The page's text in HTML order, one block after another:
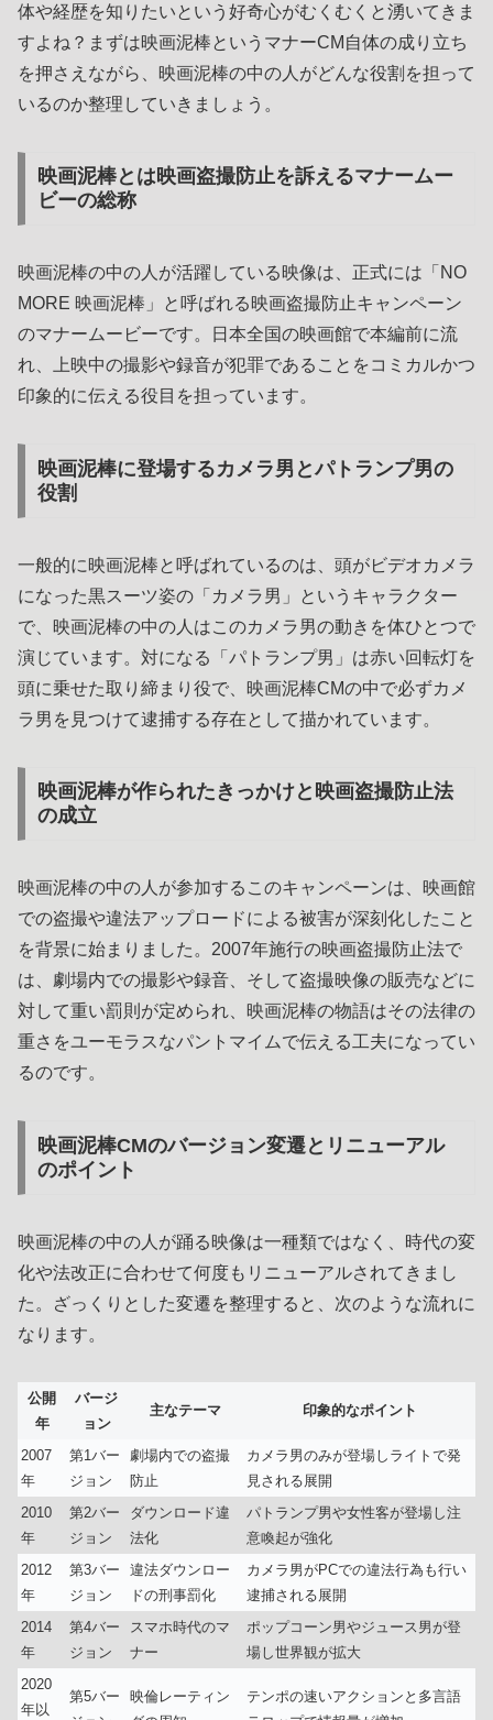
体や経歴を知りたいという好奇心がむくむくと湧いてきま
すよね？まずは映画泥棒というマナーCM自体の成り立ち
を押さえながら、映画泥棒の中の人がどんな役割を担って
いるのか整理していきましょう。
映画泥棒とは映画盗撮防止を訴えるマナームー
ビーの総称
映画泥棒の中の人が活躍している映像は、正式には「NO
MORE 映画泥棒」と呼ばれる映画盗撮防止キャンペーン
のマナームービーです。日本全国の映画館で本編前に流
れ、上映中の撮影や録音が犯罪であることをコミカルかつ
印象的に伝える役目を担っています。
映画泥棒に登場するカメラ男とパトランプ男の
役割
一般的に映画泥棒と呼ばれているのは、頭がビデオカメラ
になった黒スーツ姿の「カメラ男」というキャラクター
で、映画泥棒の中の人はこのカメラ男の動きを体ひとつで
演じています。対になる「パトランプ男」は赤い回転灯を
頭に乗せた取り締まり役で、映画泥棒CMの中で必ずカメ
ラ男を見つけて逮捕する存在として描かれています。
映画泥棒が作られたきっかけと映画盗撮防止法
の成立
映画泥棒の中の人が参加するこのキャンペーンは、映画館
での盗撮や違法アップロードによる被害が深刻化したこと
を背景に始まりました。2007年施行の映画盗撮防止法で
は、劇場内での撮影や録音、そして盗撮映像の販売などに
対して重い罰則が定められ、映画泥棒の物語はその法律の
重さをユーモラスなパントマイムで伝える工夫になってい
るのです。
映画泥棒CMのバージョン変遷とリニューアル
のポイント
映画泥棒の中の人が踊る映像は一種類ではなく、時代の変
化や法改正に合わせて何度もリニューアルされてきまし
た。ざっくりとした変遷を整理すると、次のような流れに
なります。
公開
年
バージ
ョン
主なテーマ 印象的なポイント
2007
年
第1バー
ジョン
劇場内での盗撮
防止
カメラ男のみが登場しライトで発
見される展開
2010
年
第2バー
ジョン
ダウンロード違
法化
パトランプ男や女性客が登場し注
意喚起が強化
2012
年
第3バー
ジョン
違法ダウンロー
ドの刑事罰化
カメラ男がPCでの違法行為も行い
逮捕される展開
2014
年
第4バー
ジョン
スマホ時代のマ
ナー
ポップコーン男やジュース男が登
場し世界観が拡大
2020
年以
第5バー
映倫レーティン
テンポの速いアクションと多言語